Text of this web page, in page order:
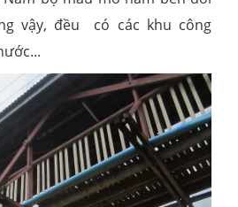
vậy, đều có các khu công
nước...